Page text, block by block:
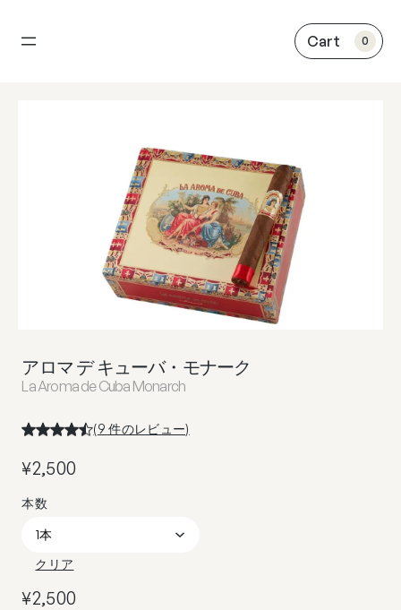
容
0
アロマ デ キューバ・モナーク
La Aroma de Cuba Monarch
(9 件のレビュー)
¥2,500
クリア
¥2,500